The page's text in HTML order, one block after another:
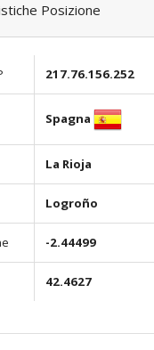
Posizione
217.76.156.252
Spagna
La Rioja
Logroño
-2.44499
42.4627